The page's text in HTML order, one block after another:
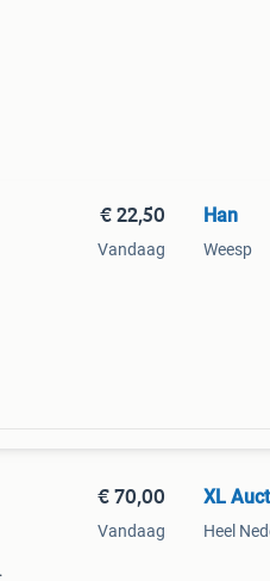
€ 22,50
Vandaag
Han
Weesp
€ 70,00
Vandaag
XL
Heel